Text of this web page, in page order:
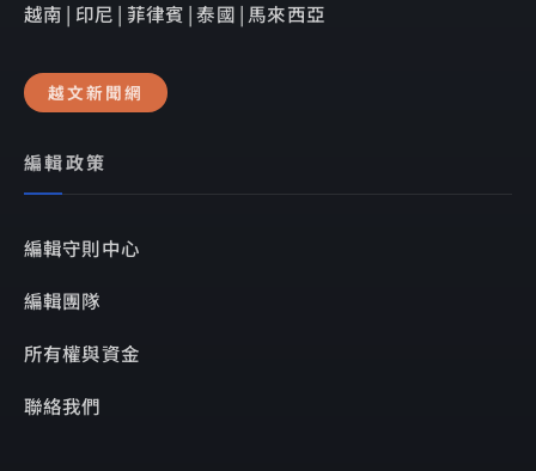
越南 | 印尼 | 菲律賓 | 泰國 | 馬來西亞
越文新聞網
編輯政策
編輯守則中心
編輯團隊
所有權與資金
聯絡我們